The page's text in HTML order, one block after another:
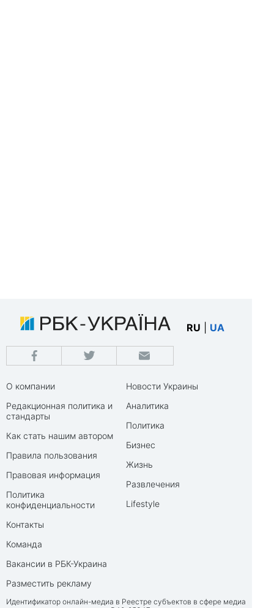
RU UA
О компании
Редакционная политика и
стандарты
Как стать нашим автором
Правила пользования
Правовая информация
Политика
конфиденциальности
Контакты
Команда
Вакансии в РБК-Украина
Разместить рекламу
Новости Украины
Аналитика
Политика
Бизнес
Жизнь
Развлечения
Lifestyle
Идентификатор онлайн-медиа в Реестре субъектов в сфере медиа